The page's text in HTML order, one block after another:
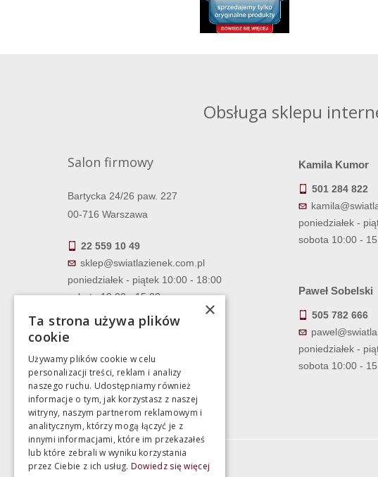
Obsługa sklepu
Salon firmowy
Bartycka 24/26 paw. 227
00-716 Warszawa
22 559 10 49
sklep@swiatlazienek.com.pl
poniedziałek - piątek 10:00 - 18:00
sobota 10:00 - 15:00
Kamila Kumor
501 284 822
poniedziałek -
sobota 10:00 -
Paweł Sobelski
505 782 666
poniedziałek -
sobota 10:00 -
×
Ta strona używa plików
cookie
Używamy plików cookie w celu
personalizacji treści, reklam i analizy
naszego ruchu. Udostępniamy również
informacje o tym, jak korzystasz z naszej
witryny, naszym partnerom reklamowym i
analitycznym, którzy mogą łączyć je z
innymi informacjami, które im przekazałeś
lub które zebrali w wyniku korzystania
przez Ciebie z ich usług. Dowiedz się więcej